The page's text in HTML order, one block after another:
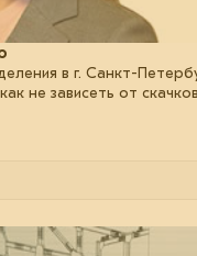
в г. Санкт-
не зависеть от